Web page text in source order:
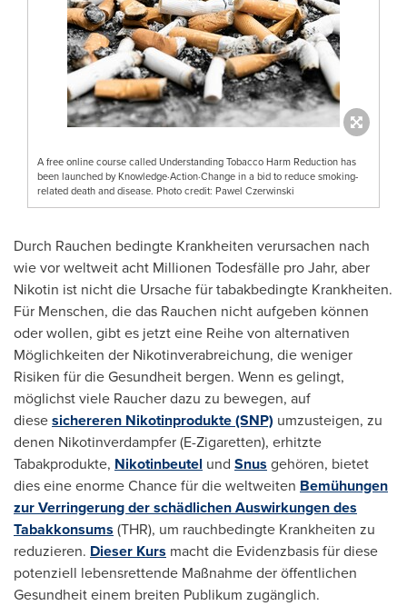
A free online course called Understanding Tobacco Harm Reduction has
been launched by Knowledge·Action·Change in a bid to reduce smoking-
related death and disease. Photo credit: Pawel Czerwinski
Durch Rauchen bedingte Krankheiten verursachen nach
wie vor weltweit acht Millionen Todesfälle pro Jahr, aber
Nikotin ist nicht die Ursache für tabakbedingte Krankheiten.
Für Menschen, die das Rauchen nicht aufgeben können
oder wollen, gibt es jetzt eine Reihe von alternativen
Möglichkeiten der Nikotinverabreichung, die weniger
Risiken für die Gesundheit bergen. Wenn es gelingt,
möglichst viele Raucher dazu zu bewegen, auf
diesesichereren Nikotinprodukte (SNP) umzusteigen, zu
denen Nikotinverdampfer (E-Zigaretten), erhitzte
Tabakprodukte, Nikotinbeutel und Snus gehören, bietet
dies eine enorme Chance für die weltweiten Bemühungen
zur Verringerung der schädlichen Auswirkungen des
Tabakkonsums (THR), um rauchbedingte Krankheiten zu
reduzieren. Dieser Kurs macht die Evidenzbasis für diese
potenziell lebensrettende Maßnahme der öffentlichen
Gesundheit einem breiten Publikum zugänglich.